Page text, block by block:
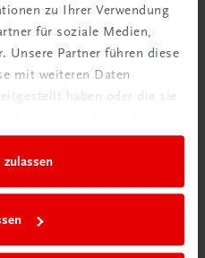
zu Ihrer Verwendung
für soziale Medien,
Unsere Partner führen diese
mit weiteren Daten
haben oder die sie
zulassen